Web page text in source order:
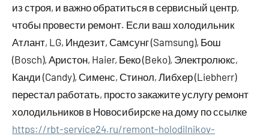
из строя, и важно обратиться в сервисный центр,
чтобы провести ремонт. Если ваш холодильник
Атлант, LG, Индезит, Самсунг (Samsung), Бош
(Bosch), Аристон, Haier, Беко (Beko), Электролюкс,
Канди (Candy), Сименс, Стинол, Либхер (Liebherr)
перестал работать, просто закажите услугу ремонт
холодильников в Новосибирске на дому по ссылке
https://rbt-service24.ru/remont-holodilnikov-